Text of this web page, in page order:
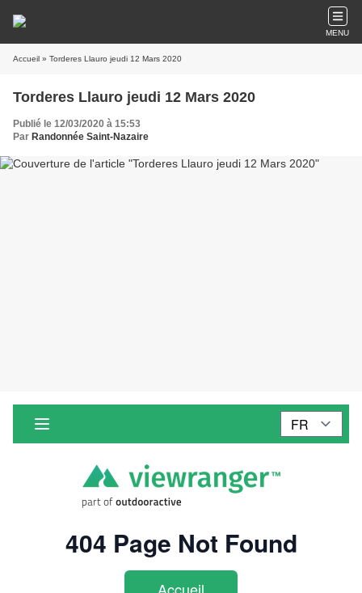
MENU
Accueil » Torderes Llauro jeudi 12 Mars 2020
Torderes Llauro jeudi 12 Mars 2020
Publié le 12/03/2020 à 15:53
Par Randonnée Saint-Nazaire